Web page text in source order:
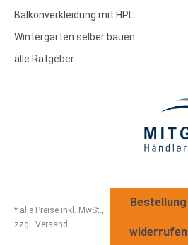
Balkonverkleidung mit HPL
Wintergarten selber bauen
alle Ratgeber
* alle Preise inkl. MwSt.,
zzgl. Versand.
Bestellung
widerrufen